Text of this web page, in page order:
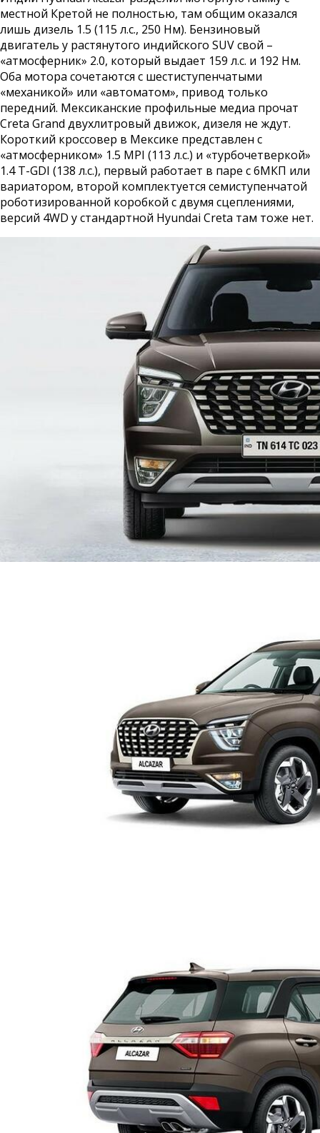
местной Кретой не полностью, там общим оказался
лишь дизель 1.5 (115 л.с., 250 Нм). Бензиновый
двигатель у растянутого индийского SUV свой –
«атмосферник» 2.0, который выдает 159 л.с. и 192 Нм.
Оба мотора сочетаются с шестиступенчатыми
«механикой» или «автоматом», привод только
передний. Мексиканские профильные медиа прочат
Creta Grand двухлитровый движок, дизеля не ждут.
Короткий кроссовер в Мексике представлен с
«атмосферником» 1.5 MPI (113 л.с.) и «турбочетверкой»
1.4 T-GDI (138 л.с.), первый работает в паре с 6МКП или
вариатором, второй комплектуется семиступенчатой
роботизированной коробкой с двумя сцеплениями,
версий 4WD у стандартной Hyundai Creta там тоже нет.